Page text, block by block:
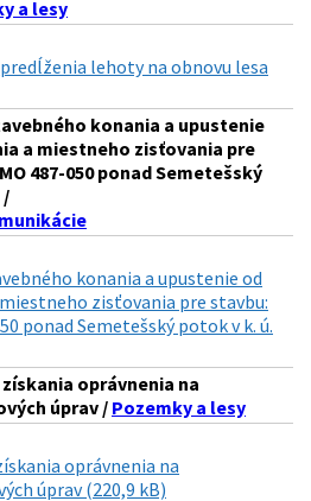
a lesy
lehoty na obnovu lesa
konania a upustenie
a miestneho zisťovania pre
487-050 ponad Semetešský
/
konania a upustenie od
zisťovania pre stavbu:
ponad Semetešský potok v k. ú.
oprávnenia na
úprav / Pozemky a lesy
oprávnenia na
úprav (220,9 kB)